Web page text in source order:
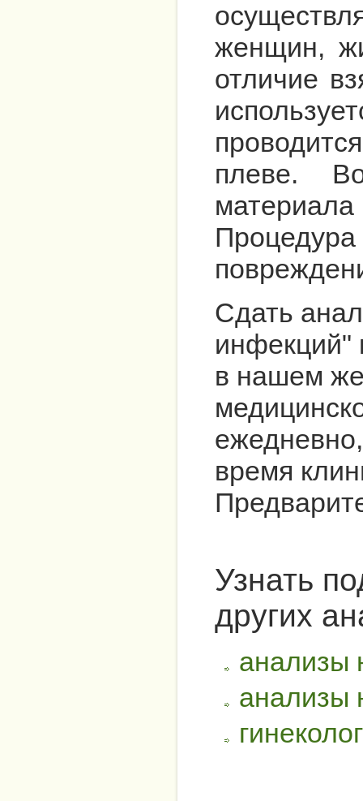
женщин,
отличие
плеве.
Сдать
инфекций"
в нашем
время
Узнать
других
анализы
анализы